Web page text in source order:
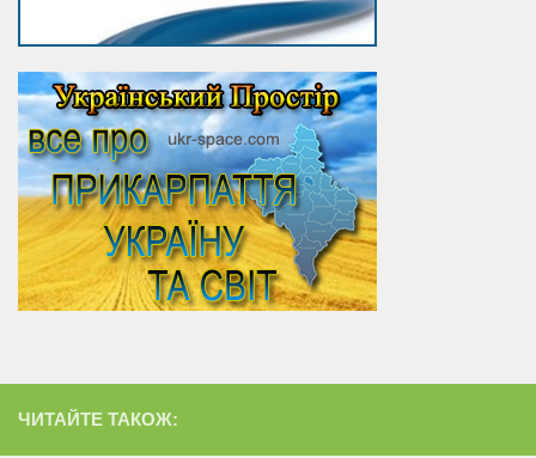
ЧИТАЙТЕ ТАКОЖ: